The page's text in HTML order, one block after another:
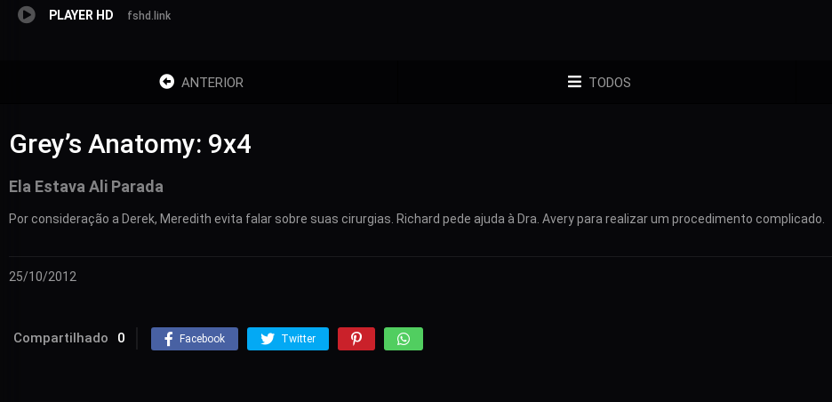
PLAYER HD fshd.link
ANTERIOR TODOS
Grey’s Anatomy: 9x4
Ela Estava Ali Parada
Por consideração a Derek, Meredith evita falar sobre suas cirurgias. Richard pede ajuda à Dra. Avery para realizar um procedimento complicado.
25/10/2012
Compartilhado 0 Facebook Twitter